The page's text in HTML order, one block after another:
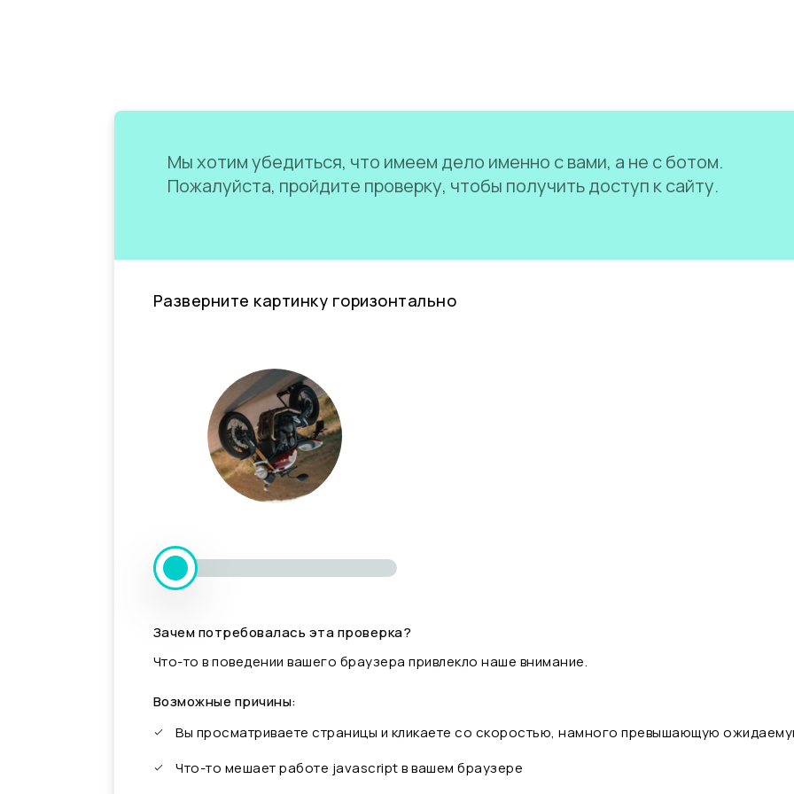
Мы хотим убедиться, что имеем дело именно с вами, а не с ботом.
Пожалуйста, пройдите проверку, чтобы получить доступ к сайту.
Разверните картинку горизонтально
Зачем потребовалась эта проверка?
Что-то в поведении вашего браузера привлекло наше внимание.
Возможные причины:
Вы просматриваете страницы и кликаете со скоростью, намного превышающую
Что-то мешает работе javascript в вашем браузере